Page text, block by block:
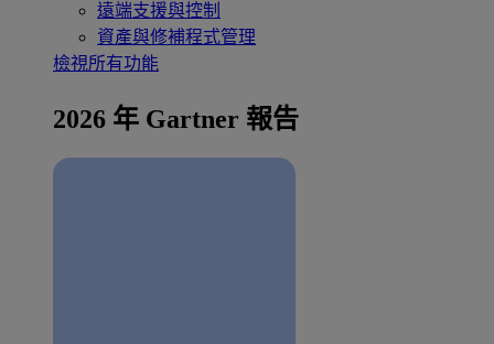
遠端支援與控制
資產與修補程式管理
檢視所有功能
2026 年 Gartner 報告